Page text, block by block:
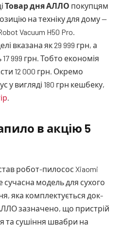
Товар дня АЛЛО покупцям
на техніку для дому —
Vacuum H50 Pro.
вказана як 29 999 грн, а
999 грн. Тобто економія
12 000 грн. Окремо
у вигляді 180 грн кешбеку,
.
в акцію 5
робот-пилосос Xiaomi
сучасна модель для сухого
яка комплектується док-
зазначено, що пристрій
та сушіння швабри на